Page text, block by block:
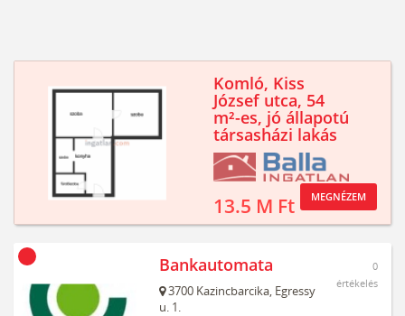
Komló, Kiss
József utca, 54
m²-es, jó állapotú
társasházi lakás
13.5 M Ft MEGNÉZEM
Bankautomata
3700 Kazincbarcika, Egressy
u. 1.
0
értékelés